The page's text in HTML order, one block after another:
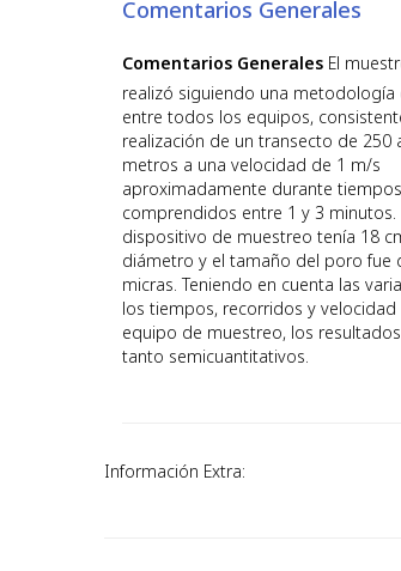
Comentarios Generales
Comentarios Generales El
realizó siguiendo una metodología
entre todos los equipos,
realización de un transecto de 250
metros a una velocidad de 1 m/s
aproximadamente durante tiempos
comprendidos entre 1 y 3 minutos.
dispositivo de muestreo tenía 18
diámetro y el tamaño del poro fue
micras. Teniendo en cuenta las
los tiempos, recorridos y velocidad
equipo de muestreo, los
tanto semicuantitativos.
Información Extra: